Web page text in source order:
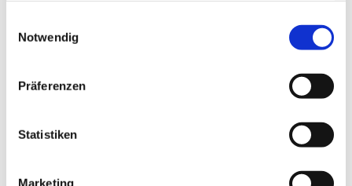
Notwendig
Präferenzen
Statistiken
Marketing